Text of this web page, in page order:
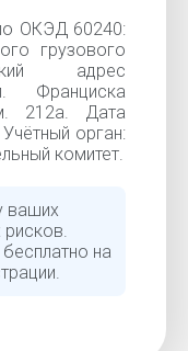
ОКЭД 60240:
грузового
адрес
Франциска
212а. Дата
орган:
комитет.
ваших
рисков.
на